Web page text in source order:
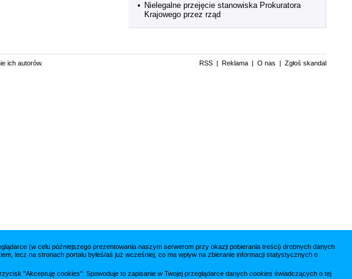
(w celu późniejszego prezentowania naszym serwerom przy okazji pobierania treści) drobnych danych
lecz na stronach portalu byłeś/aś już wcześniej, co ma wpływ na zbieranie informacji statystycznych o
"Akceptuję cookies". Spowoduje to zapisanie w Twojej przeglądarce danych cookies świadczących o tej
• Nielegalne przejęcie stanowiska Prokuratora
Krajowego przez rząd
ich autorów. RSS | Reklama | O nas | Zgłoś skandal